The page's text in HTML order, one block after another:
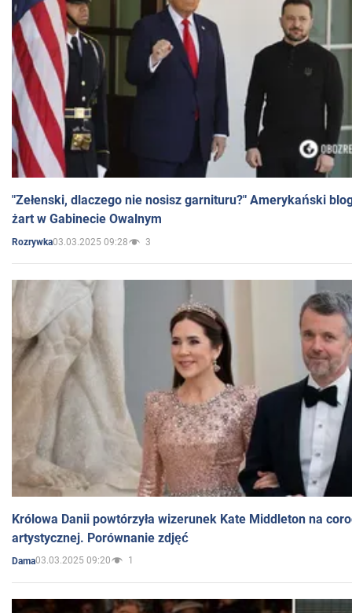
"Zełenski, dlaczego nie nosisz garnituru?" Amerykański
żart w Gabinecie Owalnym
Rozrywka03.03.2025 09:28 3
Królowa Danii powtórzyła wizerunek Kate Middleton na
artystycznej. Porównanie zdjęć
Dama03.03.2025 09:20 1